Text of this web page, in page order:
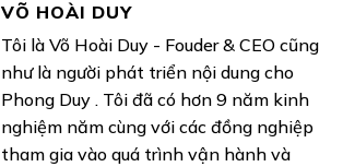
VÕ HOÀI DUY
Tôi là Võ Hoài Duy - Fouder & CEO cũng
như là người phát triển nội dung cho
Phong Duy . Tôi đã có hơn 9 năm kinh
nghiệm năm cùng với các đồng nghiệp
tham gia vào quá trình vận hành và